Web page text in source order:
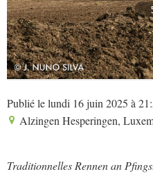
Publié le lundi 16 juin 2025 à
Alzingen Hesperingen,
Traditionnelles Rennen an